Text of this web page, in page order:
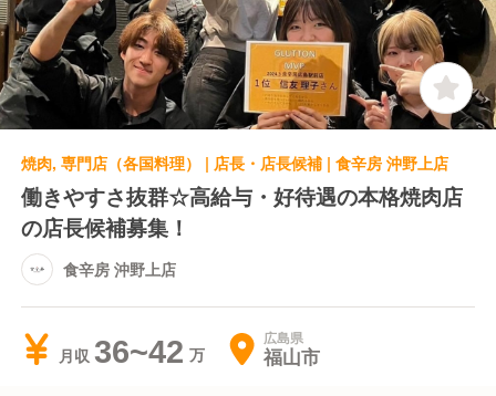
焼肉, 専門店（各国料理） | 店長・店長候補 | 食辛房 沖野上店
働きやすさ抜群☆高給与・好待遇の本格焼肉店
の店長候補募集！
食辛房 沖野上店
月収 36~42 広島県
福山市